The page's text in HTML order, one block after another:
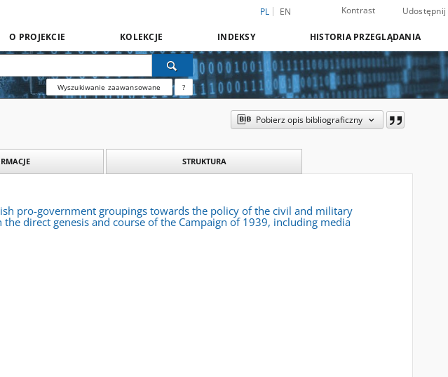
PL EN Kontrast Udostępnij
O PROJEKCIE KOLEKCJE INDEKSY HISTORIA PRZEGLĄDANIA
Wyszukiwanie zaawansowane ?
Pobierz opis bibliograficzny
STRUKTURA
pro-government groupings towards the policy of the civil and military
direct genesis and course of the Campaign of 1939, including media